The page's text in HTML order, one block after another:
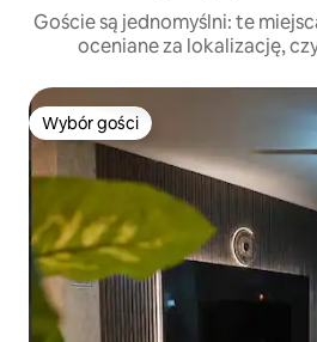
Goście są jednomyślni: te
oceniane za lokalizację,
Wybór gości
Wybór gości